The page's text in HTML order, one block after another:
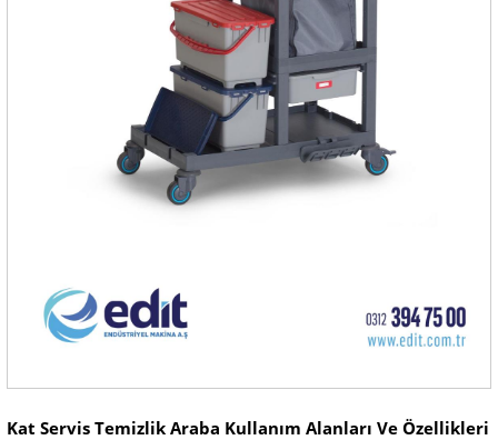
Kat Servis Temizlik Araba Kullanım Alanları Ve Özellikleri